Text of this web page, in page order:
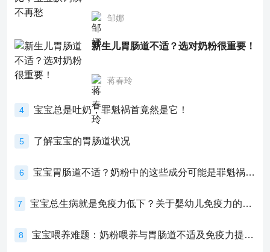
邹娜
新生儿胃肠道不适？选对奶粉很重要！
蒋春玲
4 宝宝总是吐奶，罪魁祸首竟然是它！
5 了解宝宝的胃肠道状况
6 宝宝胃肠道不适？奶粉中的这些成分可能是罪魁祸首！
7 宝宝总生病就是免疫力低下？关于婴幼儿免疫力的真相，家长必须了解！
8 宝宝喂养难题：奶粉喂养与胃肠道不适及免疫力提升的奥秘